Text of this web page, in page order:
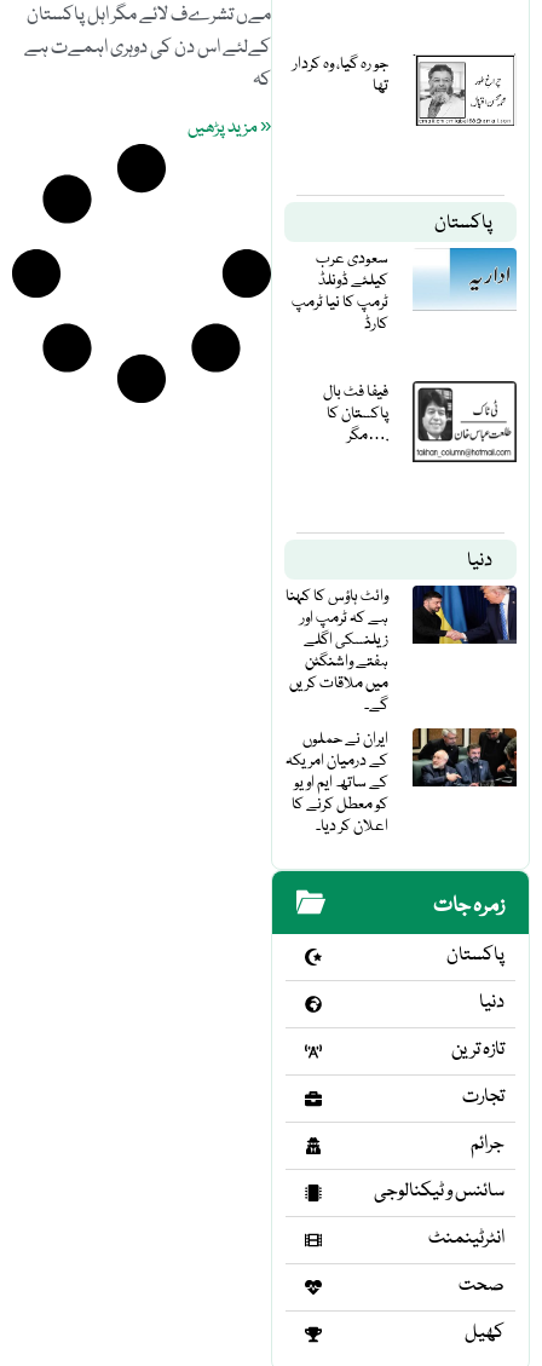
جو رہ گیا، وہ کردار
تھا
پاکستان
سعودی عرب
کیلئے ڈونلڈ
ٹرمپ کا نیا ٹرمپ
کارڈ
فیفا فٹ بال
پاکستان کا
مگر….
دنیا
وائٹ ہاؤس کا کہنا
ہے کہ ٹرمپ اور
زیلنسکی اگلے
ہفتے واشنگٹن
میں ملاقات کریں
گے۔
ایران نے حملوں
کے درمیان امریکہ
کے ساتھ ایم او یو
کو معطل کرنے کا
اعلان کر دیا۔
زمرہ جات
پاکستان
دنیا
تازہ ترین
تجارت
جرائم
سائنس و ٹیکنالوجی
انٹرٹینمنٹ
صحت
کھیل
مےں تشرےف لائے مگر اہل پاکستان
کےلئے اس دن کی دوہری اہمےت ہے
کہ
« مزید پڑھیں